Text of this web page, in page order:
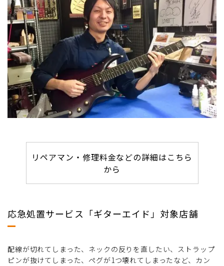
リペアマン・修理料金などの詳細はこちら
から
応急処置サービス「ギターエイド」対象店舗
配線が切れてしまった、ネックの反りを直したい、ストラップ
ピンが抜けてしまった、ペグが1つ壊れてしまったなど、カン